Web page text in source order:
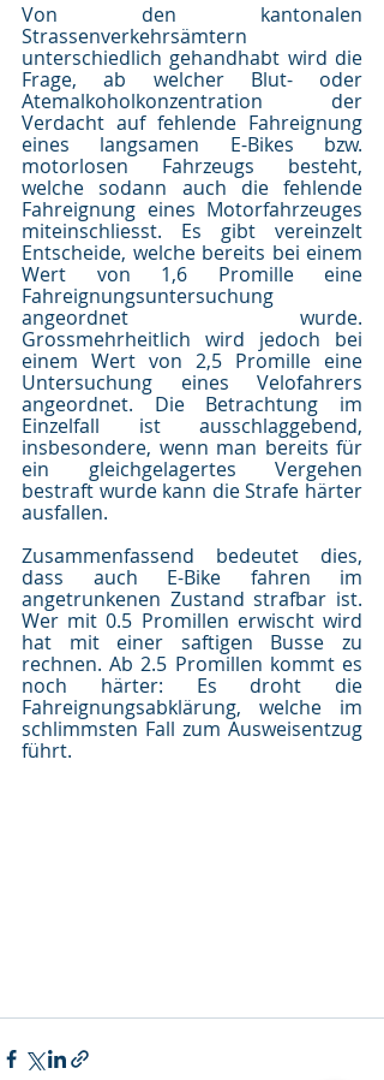
Von den kantonalen
Strassenverkehrsämtern
unterschiedlich gehandhabt wird die
Frage, ab welcher Blut- oder
Atemalkoholkonzentration der
Verdacht auf fehlende Fahreignung
eines langsamen E-Bikes bzw.
motorlosen Fahrzeugs besteht,
welche sodann auch die fehlende
Fahreignung eines Motorfahrzeuges
miteinschliesst. Es gibt vereinzelt
Entscheide, welche bereits bei einem
Wert von 1,6 Promille eine
Fahreignungsuntersuchung
angeordnet wurde.
Grossmehrheitlich wird jedoch bei
einem Wert von 2,5 Promille eine
Untersuchung eines Velofahrers
angeordnet. Die Betrachtung im
Einzelfall ist ausschlaggebend,
insbesondere, wenn man bereits für
ein gleichgelagertes Vergehen
bestraft wurde kann die Strafe härter
ausfallen.
Zusammenfassend bedeutet dies,
dass auch E-Bike fahren im
angetrunkenen Zustand strafbar ist.
Wer mit 0.5 Promillen erwischt wird
hat mit einer saftigen Busse zu
rechnen. Ab 2.5 Promillen kommt es
noch härter: Es droht die
Fahreignungsabklärung, welche im
schlimmsten Fall zum Ausweisentzug
führt.